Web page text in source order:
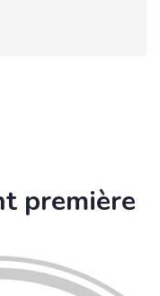
première